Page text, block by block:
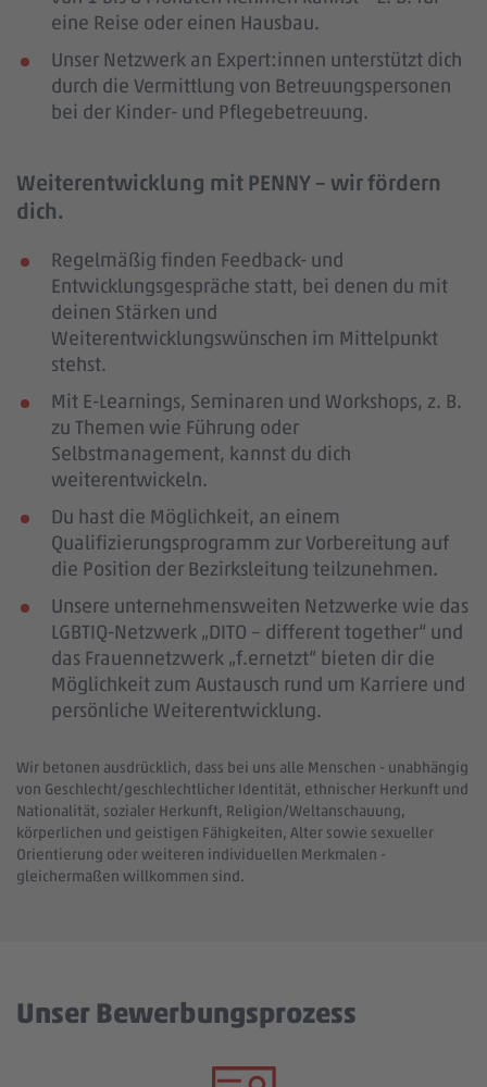
eine Reise oder einen Hausbau.
Unser Netzwerk an Expert:innen unterstützt dich
durch die Vermittlung von Betreuungspersonen
bei der Kinder- und Pflegebetreuung.
Weiterentwicklung mit PENNY – wir fördern
dich.
Regelmäßig finden Feedback- und
Entwicklungsgespräche statt, bei denen du mit
deinen Stärken und
Weiterentwicklungswünschen im Mittelpunkt
stehst.
Mit E-Learnings, Seminaren und Workshops, z. B.
zu Themen wie Führung oder
Selbstmanagement, kannst du dich
weiterentwickeln.
Du hast die Möglichkeit, an einem
Qualifizierungsprogramm zur Vorbereitung auf
die Position der Bezirksleitung teilzunehmen.
Unsere unternehmensweiten Netzwerke wie das
LGBTIQ-Netzwerk „DITO – different together“ und
das Frauennetzwerk „f.ernetzt“ bieten dir die
Möglichkeit zum Austausch rund um Karriere und
persönliche Weiterentwicklung.
Wir betonen ausdrücklich, dass bei uns alle Menschen - unabhängig
von Geschlecht/geschlechtlicher Identität, ethnischer Herkunft und
Nationalität, sozialer Herkunft, Religion/Weltanschauung,
körperlichen und geistigen Fähigkeiten, Alter sowie sexueller
Orientierung oder weiteren individuellen Merkmalen -
gleichermaßen willkommen sind.
Unser Bewerbungsprozess